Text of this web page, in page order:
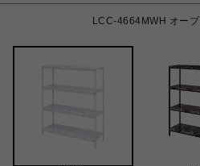
LCC-4664MWH オー